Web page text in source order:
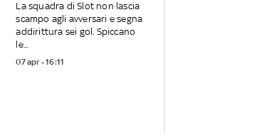
La squadra di Slot non lascia
scampo agli avversari e segna
addirittura sei gol. Spiccano
le...
07 apr - 16:11